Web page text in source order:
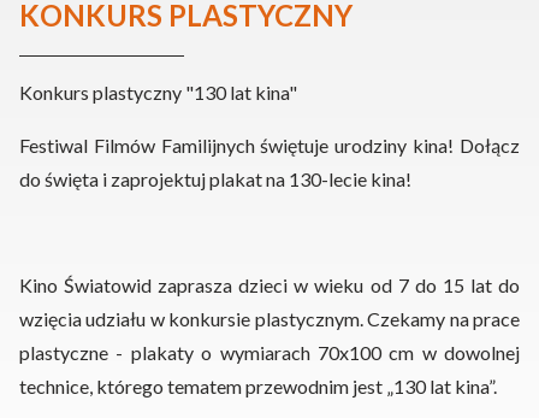
KONKURS PLASTYCZNY
Konkurs plastyczny "130 lat kina"
Festiwal Filmów Familijnych świętuje urodziny kina! Dołącz
do święta i zaprojektuj plakat na 130-lecie kina!
Kino Światowid zaprasza dzieci w wieku od 7 do 15 lat do
wzięcia udziału w konkursie plastycznym. Czekamy na prace
plastyczne - plakaty o wymiarach 70x100 cm w dowolnej
technice, którego tematem przewodnim jest „130 lat kina”.